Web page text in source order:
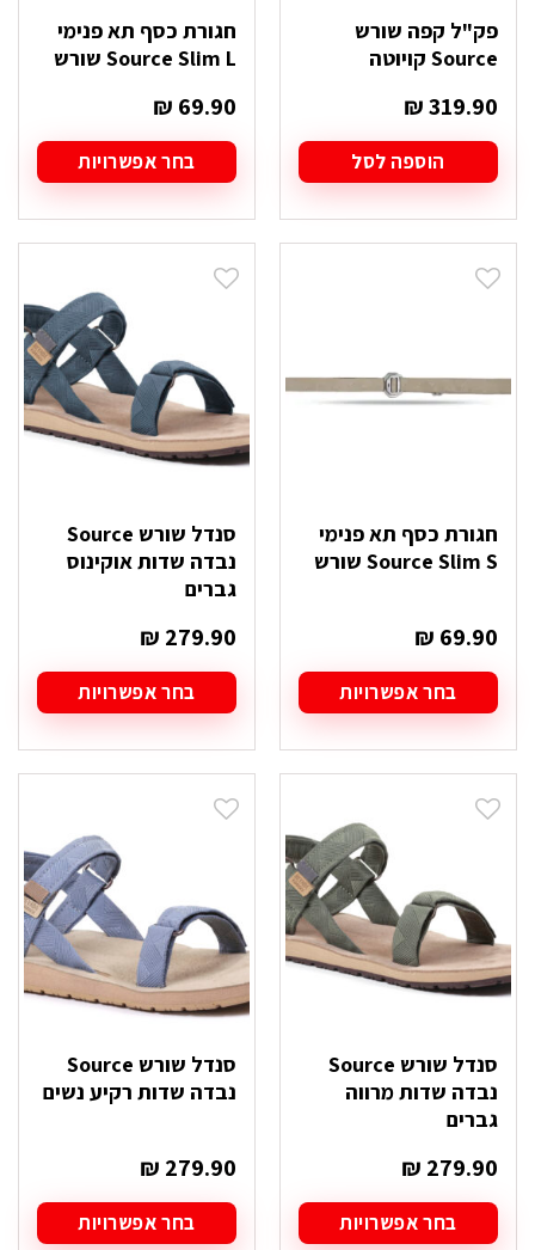
פק"ל קפה שורש
Source קויוטה
₪319.90
הוספה לסל
חגורת כסף תא פנימי
Source Slim L שורש
₪ 69.90
בחר אפשרויות
זה
יש
סוגים.
האפשרויות
בעמוד
המוצר
חגורת כסף תא פנימי
Source Slim S שורש
₪ 69.90
בחר אפשרויות
זה
יש
סוגים.
האפשרויות
בעמוד
המוצר
סנדל שורש Source
נבדה שדות אוקינוס
גברים
₪ 279.90
בחר אפשרויות
זה
יש
סוגים.
האפשרויות
בעמוד
המוצר
סנדל שורש Source
נבדה שדות מרווה
גברים
₪ 279.90
בחר אפשרויות
סנדל שורש Source
נבדה שדות רקיע נשים
₪ 279.90
בחר אפשרויות